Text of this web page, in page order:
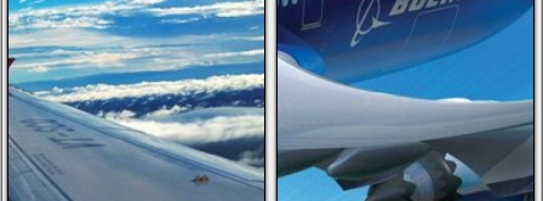
الإبداع
سيارات
دول العالم
تصوير الماكرو
العطل